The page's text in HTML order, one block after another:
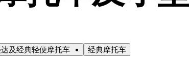
及经典轻便摩托车 经典摩托车